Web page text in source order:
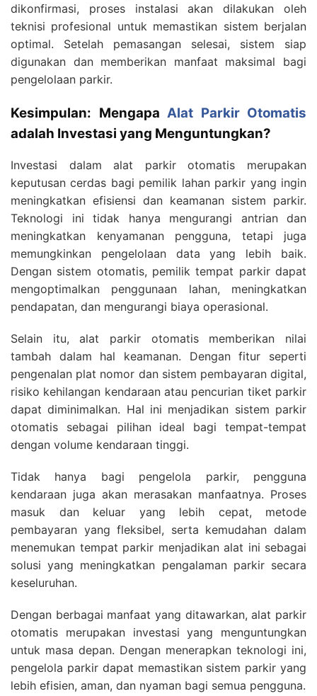
dikonfirmasi, proses instalasi akan dilakukan oleh
teknisi profesional untuk memastikan sistem berjalan
optimal. Setelah pemasangan selesai, sistem siap
digunakan dan memberikan manfaat maksimal bagi
pengelolaan parkir.
Kesimpulan: Mengapa Alat Parkir Otomatis
adalah Investasi yang Menguntungkan?
Investasi dalam alat parkir otomatis merupakan
keputusan cerdas bagi pemilik lahan parkir yang ingin
meningkatkan efisiensi dan keamanan sistem parkir.
Teknologi ini tidak hanya mengurangi antrian dan
meningkatkan kenyamanan pengguna, tetapi juga
memungkinkan pengelolaan data yang lebih baik.
Dengan sistem otomatis, pemilik tempat parkir dapat
mengoptimalkan penggunaan lahan, meningkatkan
pendapatan, dan mengurangi biaya operasional.
Selain itu, alat parkir otomatis memberikan nilai
tambah dalam hal keamanan. Dengan fitur seperti
pengenalan plat nomor dan sistem pembayaran digital,
risiko kehilangan kendaraan atau pencurian tiket parkir
dapat diminimalkan. Hal ini menjadikan sistem parkir
otomatis sebagai pilihan ideal bagi tempat-tempat
dengan volume kendaraan tinggi.
Tidak hanya bagi pengelola parkir, pengguna
kendaraan juga akan merasakan manfaatnya. Proses
masuk dan keluar yang lebih cepat, metode
pembayaran yang fleksibel, serta kemudahan dalam
menemukan tempat parkir menjadikan alat ini sebagai
solusi yang meningkatkan pengalaman parkir secara
keseluruhan.
Dengan berbagai manfaat yang ditawarkan, alat parkir
otomatis merupakan investasi yang menguntungkan
untuk masa depan. Dengan menerapkan teknologi ini,
pengelola parkir dapat memastikan sistem parkir yang
lebih efisien, aman, dan nyaman bagi semua pengguna.